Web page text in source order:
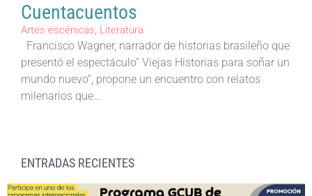
Cuentacuentos
Artes escénicas, Literatura
Francisco Wagner, narrador de historias brasileño que
presentó el espectáculo” Viejas Historias para soñar un
mundo nuevo”, propone un encuentro con relatos
milenarios que…
ENTRADAS RECIENTES